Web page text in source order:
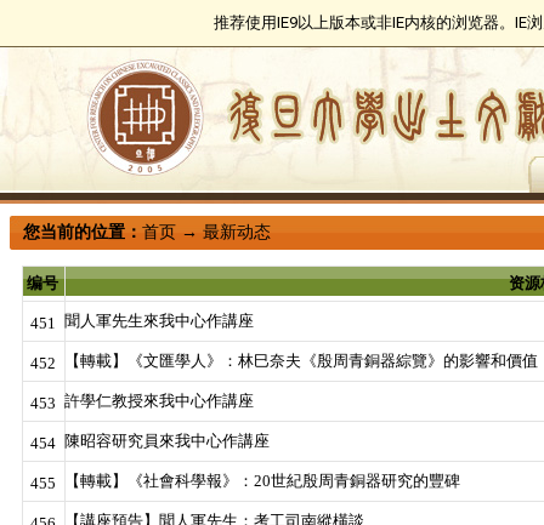
推荐使用IE9以上版本或非IE内核的浏览器。IE
您当前的位置：首页 →最新动态
编号 资源
451 聞人軍先生來我中心作講座
452 【轉載】《文匯學人》：林巳奈夫《殷周青銅器綜覽》的影響和價值
453 許學仁教授來我中心作講座
454 陳昭容研究員來我中心作講座
455 【轉載】《社會科學報》：20世紀殷周青銅器研究的豐碑
【講座預告】聞人軍先生：考工司南縱橫談